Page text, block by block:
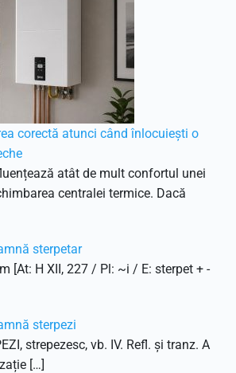
corectă atunci când înlocuiești o
atât de mult confortul unei
centralei termice. Dacă
sterpetar
[At: H XII, 227 / Pl: ~i / E: sterpet + -
sterpezi
strepezesc, vb. IV. Refl. și tranz. A
[…]